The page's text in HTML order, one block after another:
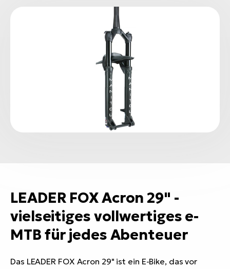
LEADER FOX Acron 29" -
vielseitiges vollwertiges e-
MTB für jedes Abenteuer
Das LEADER FOX Acron 29" ist ein E-Bike, das vor